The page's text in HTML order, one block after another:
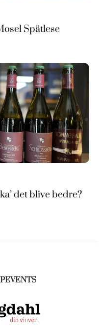
Spätlese
det blive bedre?
EVENTS